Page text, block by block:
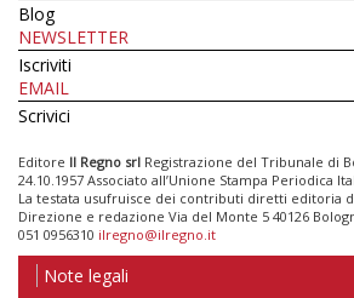
Blog
NEWSLETTER
Iscriviti
EMAIL
Scrivici
Editore Il Regno srl Registrazione del Tribunale di
24.10.1957 Associato all’Unione Stampa Periodica
La testata usufruisce dei contributi diretti editoria
Direzione e redazione Via del Monte 5 40126
051 0956310 ilregno@ilregno.it
Note legali